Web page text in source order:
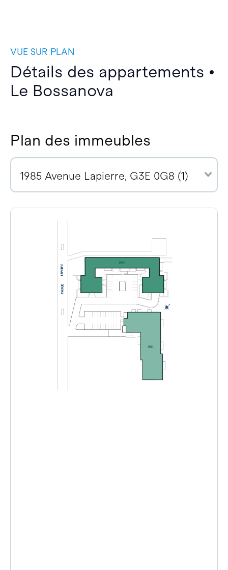
VUE SUR PLAN
Détails des appartements •
Le Bossanova
Plan des immeubles
1985 Avenue Lapierre, G3E 0G8 (1)